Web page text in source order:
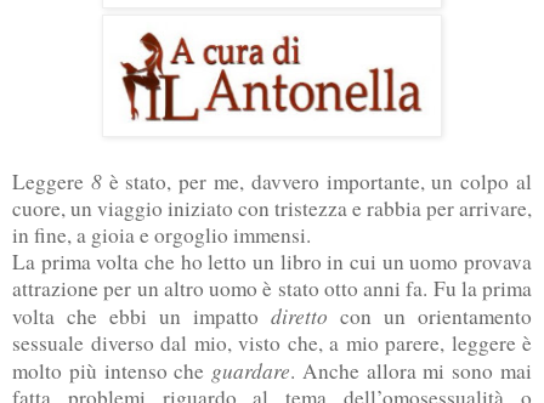
Leggere 8è stato, per me, davvero importante, un colpo al
cuore, un viaggio iniziato con tristezza e rabbia per arrivare,
in fine, a gioia e orgoglio immensi.
La prima volta che ho letto un libro in cui un uomo provava
attrazione per un altro uomo è stato otto anni fa. Fu la prima
volta che ebbi un impatto diretto con un orientamento
sessuale diverso dal mio, visto che, a mio parere, leggere è
molto più intenso che guardare. Anche allora mi sono mai
fatta problemi riguardo al tema dell’omosessualità o